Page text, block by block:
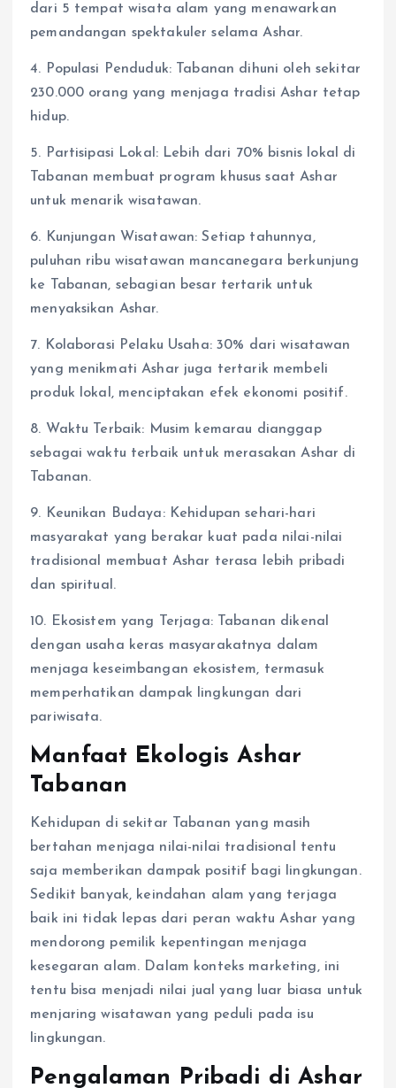
dari 5 tempat wisata alam yang menawarkan
pemandangan spektakuler selama Ashar.
4. Populasi Penduduk: Tabanan dihuni oleh sekitar
230.000 orang yang menjaga tradisi Ashar tetap
hidup.
5. Partisipasi Lokal: Lebih dari 70% bisnis lokal di
Tabanan membuat program khusus saat Ashar
untuk menarik wisatawan.
6. Kunjungan Wisatawan: Setiap tahunnya,
puluhan ribu wisatawan mancanegara berkunjung
ke Tabanan, sebagian besar tertarik untuk
menyaksikan Ashar.
7. Kolaborasi Pelaku Usaha: 30% dari wisatawan
yang menikmati Ashar juga tertarik membeli
produk lokal, menciptakan efek ekonomi positif.
8. Waktu Terbaik: Musim kemarau dianggap
sebagai waktu terbaik untuk merasakan Ashar di
Tabanan.
9. Keunikan Budaya: Kehidupan sehari-hari
masyarakat yang berakar kuat pada nilai-nilai
tradisional membuat Ashar terasa lebih pribadi
dan spiritual.
10. Ekosistem yang Terjaga: Tabanan dikenal
dengan usaha keras masyarakatnya dalam
menjaga keseimbangan ekosistem, termasuk
memperhatikan dampak lingkungan dari
pariwisata.
Manfaat Ekologis Ashar
Tabanan
Kehidupan di sekitar Tabanan yang masih
bertahan menjaga nilai-nilai tradisional tentu
saja memberikan dampak positif bagi lingkungan.
Sedikit banyak, keindahan alam yang terjaga
baik ini tidak lepas dari peran waktu Ashar yang
mendorong pemilik kepentingan menjaga
kesegaran alam. Dalam konteks marketing, ini
tentu bisa menjadi nilai jual yang luar biasa untuk
menjaring wisatawan yang peduli pada isu
lingkungan.
Pengalaman Pribadi di Ashar